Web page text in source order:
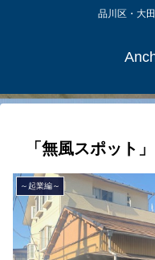
品川区・大
「無風スポット」
～起業編～